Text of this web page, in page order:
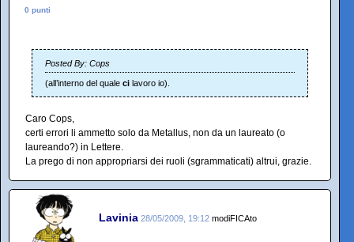
0 punti
Posted By: Cops
(all’interno del quale ci lavoro io).
Caro Cops,
certi errori li ammetto solo da Metallus, non da un laureato (o
laureando?) in Lettere.
La prego di non appropriarsi dei ruoli (sgrammaticati) altrui, grazie.
Lavinia 28/05/2009, 19:12 modiFICAto